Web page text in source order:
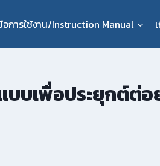
การใช้งาน/Instruction Manual
บบเพื่อประยุกต์ต่